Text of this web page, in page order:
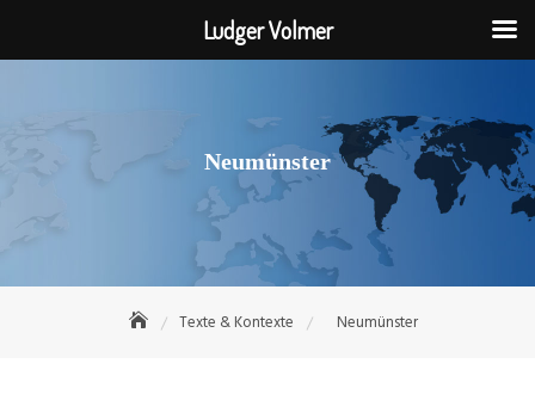
Neumünster
Texte & Kontexte Neumünster
Ludger Volmer